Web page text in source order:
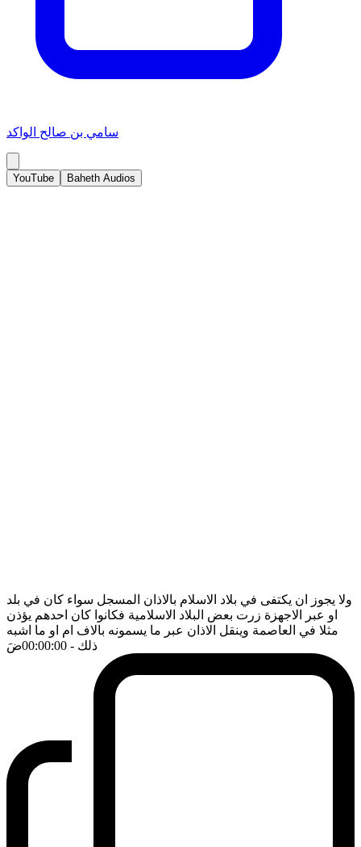
سامي بن صالح الواكد
YouTube Baheth Audios
ولا يجوز ان يكتفى في بلاد الاسلام بالاذان المسجل سواء كان في بلد
او عبر الاجهزة زرت بعض البلاد الاسلامية فكانوا كان احدهم يؤذن
مثلا في العاصمة وينقل الاذان عبر ما يسمونه بالاف ام او ما اشبه
ذلك - 00:00:00 ضَ